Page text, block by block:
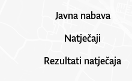
Javna nabava
Natječaji
Rezultati natječaja